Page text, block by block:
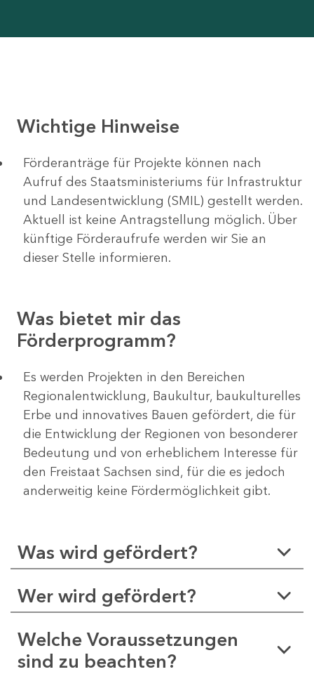
Wichtige Hinweise
Förderanträge für Projekte können nach
Aufruf des Staatsministeriums für Infrastruktur
und Landesentwicklung (SMIL) gestellt werden.
Aktuell ist keine Antragstellung möglich. Über
künftige Förderaufrufe werden wir Sie an
dieser Stelle informieren.
Was bietet mir das
Förderprogramm?
Es werden Projekten in den Bereichen
Regionalentwicklung, Baukultur, baukulturelles
Erbe und innovatives Bauen gefördert, die für
die Entwicklung der Regionen von besonderer
Bedeutung und von erheblichem Interesse für
den Freistaat Sachsen sind, für die es jedoch
anderweitig keine Fördermöglichkeit gibt.
Was wird gefördert?
Wer wird gefördert?
Welche Voraussetzungen
sind zu beachten?